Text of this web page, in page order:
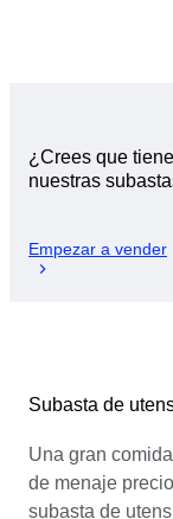
¿Crees que
nuestras
Empezar a vender
Subasta de
Una gran
de menaje
subasta de